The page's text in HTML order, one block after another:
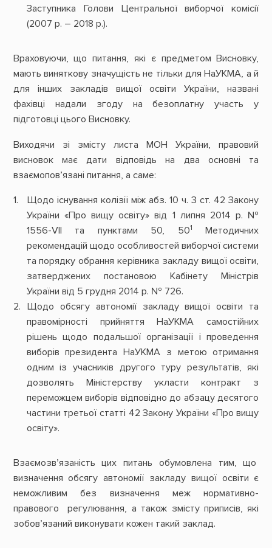
Заступника Голови Центральної виборчої комісії
(2007 р. – 2018 р.).
Враховуючи, що питання, які є предметом Висновку,
мають виняткову значущість не тільки для НаУКМА, а й
для інших закладів вищої освіти України, названі
фахівці надали згоду на безоплатну участь у
підготовці цього Висновку.
Виходячи зі змісту листа МОН України, правовий
висновок має дати відповідь на два основні та
взаємопов’язані питання, а саме:
Щодо існування колізії між абз. 10 ч. 3 ст. 42 Закону
України «Про вищу освіту» від 1 липня 2014 р. №
1556-VII та пунктами 50, 501
Методичних
рекомендацій щодо особливостей виборчої системи
та порядку обрання керівника закладу вищої освіти,
затверджених постановою Кабінету Міністрів
України від 5 грудня 2014 р. № 726.
Щодо обсягу автономії закладу вищої освіти та
правомірності прийняття НаУКМА самостійних
рішень щодо подальшої організації і проведення
виборів президента НаУКМА з метою отримання
одним із учасників другого туру результатів, які
дозволять Міністерству укласти контракт з
переможцем виборів відповідно до абзацу десятого
частини третьої статті 42 Закону України «Про вищу
освіту».
Взаємозв’язаність цих питань обумовлена тим, що
визначення обсягу автономії закладу вищої освіти є
неможливим без визначення меж нормативно-
правового регулювання, а також змісту приписів, які
зобов’язаний виконувати кожен такий заклад.